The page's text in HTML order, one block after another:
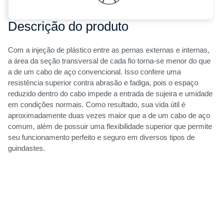
Descrição do produto
Com a injeção de plástico entre as pernas externas e internas,
a área da seção transversal de cada fio torna-se menor do que
a de um cabo de aço convencional. Isso confere uma
resistência superior contra abrasão e fadiga, pois o espaço
reduzido dentro do cabo impede a entrada de sujeira e umidade
em condições normais. Como resultado, sua vida útil é
aproximadamente duas vezes maior que a de um cabo de aço
comum, além de possuir uma flexibilidade superior que permite
seu funcionamento perfeito e seguro em diversos tipos de
guindastes.